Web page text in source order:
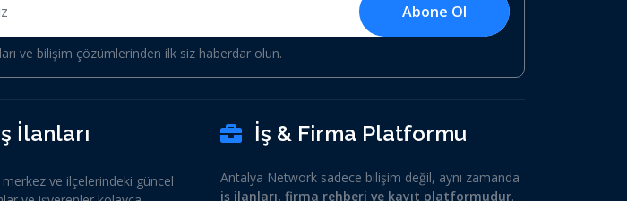
Abone Ol
ve bilişim çözümlerinden ilk siz haberdar olun.
İlanları
merkez ve ilçelerindeki güncel
İş & Firma Platformu
Antalya Network sadece bilişim değil, aynı zamanda
iş ilanları, firma rehberi ve kayıt platformudur.